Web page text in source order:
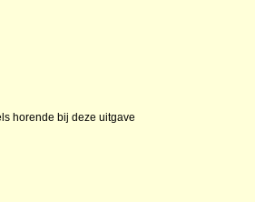
horende bij deze uitgave